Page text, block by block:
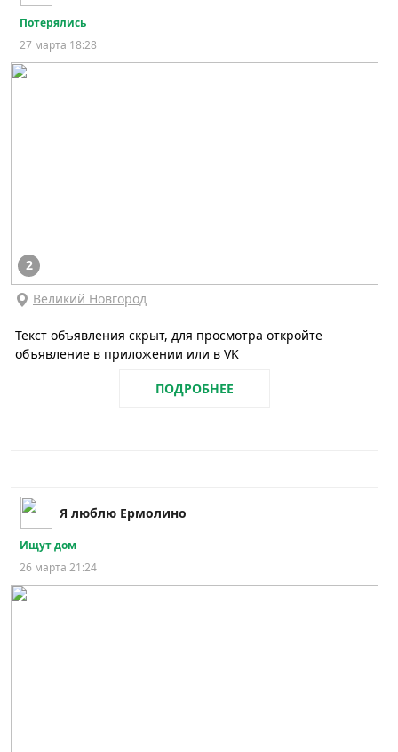
Потерялись
27 марта 18:28
2
Великий Новгород
Текст объявления скрыт, для просмотра откройте
объявление в приложении или в VK
ПОДРОБНЕЕ
Я люблю Ермолино
Ищут дом
26 марта 21:24